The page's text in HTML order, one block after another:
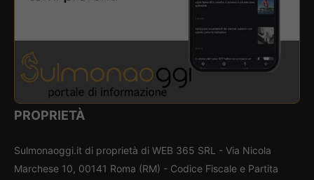
PROPRIETÀ
Sulmonaoggi.it di proprietà di WEB 365 SRL - Via Nicola
Marchese 10, 00141 Roma (RM) - Codice Fiscale e Partita